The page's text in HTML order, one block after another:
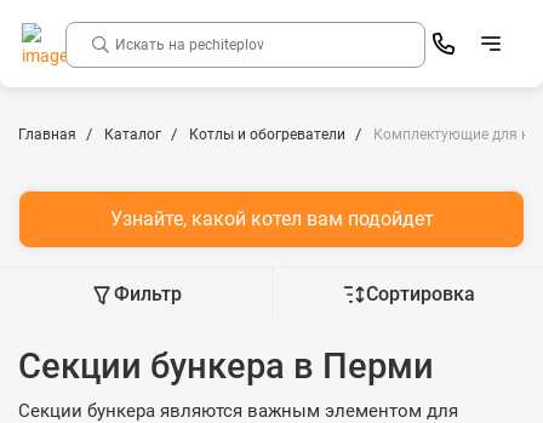
Главная Каталог Котлы и обогреватели Комплектующие для
Узнайте, какой котел вам подойдет
Фильтр Сортировка
Секции бункера в Перми
Секции бункера являются важным элементом для